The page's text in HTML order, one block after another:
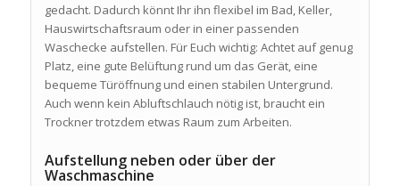
gedacht. Dadurch könnt Ihr ihn flexibel im Bad, Keller,
Hauswirtschaftsraum oder in einer passenden
Waschecke aufstellen. Für Euch wichtig: Achtet auf genug
Platz, eine gute Belüftung rund um das Gerät, eine
bequeme Türöffnung und einen stabilen Untergrund.
Auch wenn kein Abluftschlauch nötig ist, braucht ein
Trockner trotzdem etwas Raum zum Arbeiten.
Aufstellung neben oder über der
Waschmaschine